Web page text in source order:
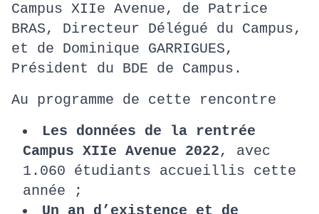
Campus XIIe Avenue, de Patrice
BRAS, Directeur Délégué du Campus,
et de Dominique GARRIGUES,
Président du BDE de Campus.
Au programme de cette rencontre
Les données de la rentrée
Campus XIIe Avenue 2022, avec
1.060 étudiants accueillis cette
année ;